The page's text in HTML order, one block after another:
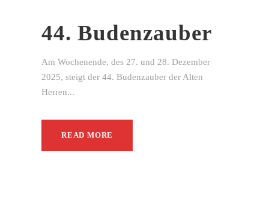
44. Budenzauber
Am Wochenende, des 27. und 28. Dezember
2025, steigt der 44. Budenzauber der Alten
Herren...
READ MORE